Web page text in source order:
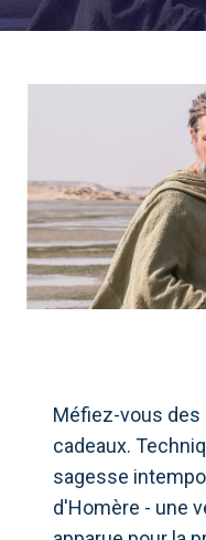
Méfiez-vous des
cadeaux.
sagesse
d'Homère - une